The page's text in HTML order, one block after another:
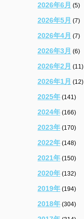
2026年6月 (5)
2026年5月 (7)
2026年4月 (7)
2026年3月 (6)
2026年2月 (11)
2026年1月 (12)
2025年 (141)
2024年 (166)
2023年 (170)
2022年 (148)
2021年 (150)
2020年 (132)
2019年 (194)
2018年 (304)